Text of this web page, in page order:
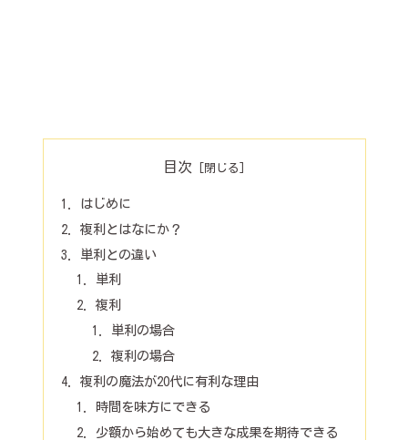
目次
はじめに
複利とはなにか？
単利との違い
単利
複利
単利の場合
複利の場合
複利の魔法が20代に有利な理由
時間を味方にできる
少額から始めても大きな成果を期待できる